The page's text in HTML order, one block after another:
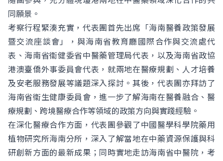
同願景。
考察行程緊湊充實，代表團首先出席「海南醫養政策發展
暨交流座談會」，與海南省教育廳國際合作與交流處代
表、海南省衞健委省中醫藥管理局代表，以及海南省政協
港澳臺僑外事委員會代表，就兩地在醫療規劃、人才培養
及安老服務發展等議題深入探討。其後，代表團亦拜訪了
海南省衞生健康委員會，進一步了解海南在醫養融合、醫
療規劃、跨境醫療合作等領域的政策方向與實踐經驗。
在深化醫療合作方面，代表團參觀了中國醫學科學院藥用
植物研究所海南分所，深入了解當地在中藥資源保護與科
研創新方面的最新成果；同時實地走訪海南省中醫院，考